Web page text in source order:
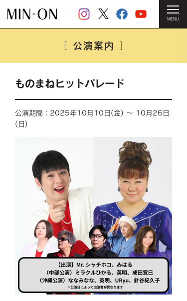
MENU
［ 公演案内 ］
ものまねヒットパレード
公演期間：2025年10月10日(金) ～ 10月26日
(日)